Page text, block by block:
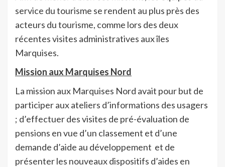
service du tourisme se rendent au plus près des
acteurs du tourisme, comme lors des deux
récentes visites administratives aux îles
Marquises.
Mission aux Marquises Nord
La mission aux Marquises Nord avait pour but de
participer aux ateliers d’informations des usagers
; d’effectuer des visites de pré-évaluation de
pensions en vue d’un classement et d’une
demande d’aide au développement et de
présenter les nouveaux dispositifs d’aides en